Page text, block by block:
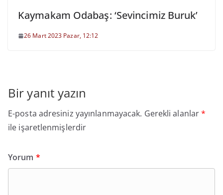
Kaymakam Odabaş: ‘Sevincimiz Buruk’
26 Mart 2023 Pazar, 12:12
Bir yanıt yazın
E-posta adresiniz yayınlanmayacak. Gerekli alanlar*
ile işaretlenmişlerdir
Yorum *